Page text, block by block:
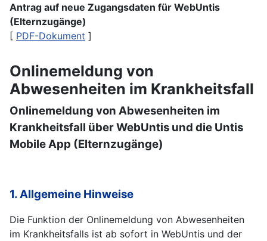
Antrag auf neue Zugangsdaten für WebUntis
(Elternzugänge)
[ PDF-Dokument ]
Onlinemeldung von
Abwesenheiten im Krankheitsfall
Onlinemeldung von Abwesenheiten im
Krankheitsfall über WebUntis und die Untis
Mobile App (Elternzugänge)
1. Allgemeine Hinweise
Die Funktion der Onlinemeldung von Abwesenheiten
im Krankheitsfalls ist ab sofort in WebUntis und der